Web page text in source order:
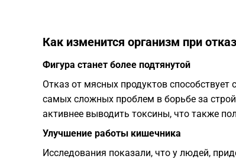
Как изменится организм при
Фигура станет более подтянутой
Отказ от мясных продуктов
самых сложных проблем в борьбе за
активнее выводить токсины, что также
Улучшение работы кишечника
Исследования показали, что у людей,